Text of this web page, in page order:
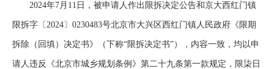
2024年7月11日，被申请人作出限拆决定公告和京大西红门镇
限拆字〔2024〕0230483号北京市大兴区西红门镇人民政府《限期
拆除（回填）决定书》（下称“限拆决定书”），内容一致，均以申
请人违反《北京市城乡规划条例》第二十九条第一款规定，限柒日